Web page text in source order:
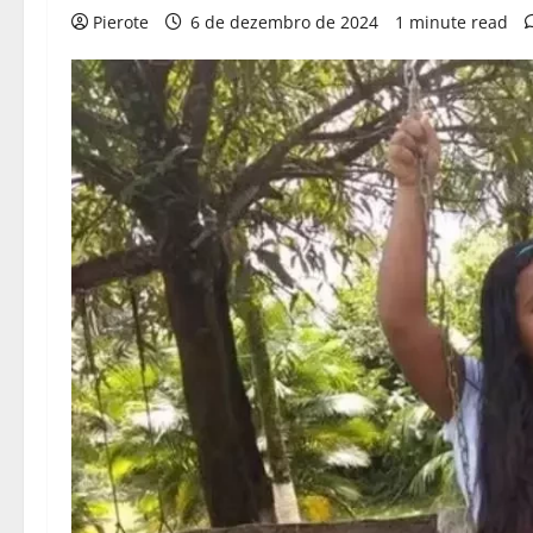
Pierote 6 de dezembro de 2024 1 minute read